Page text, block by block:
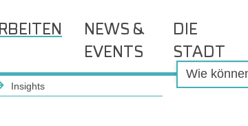
NEWS &
EVENTS
DIE
STADT
Insights